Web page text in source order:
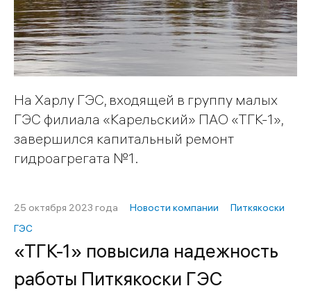
На Харлу ГЭС, входящей в группу малых
ГЭС филиала «Карельский» ПАО «ТГК-1»,
завершилcя капитальный ремонт
гидроагрегата №1.
25 октября 2023 года Новости компании
Питкякоски
ГЭС
«ТГК-1» повысила надежность
работы Питкякоски ГЭС